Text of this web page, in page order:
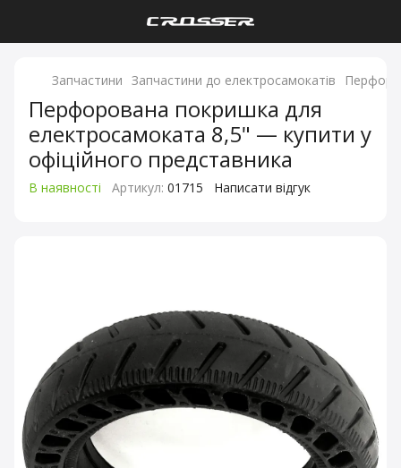
Запчастини Запчастини до електросамокатів
Перфорована покришка для
електросамоката 8,5" — купити у
офіційного представника
В наявності Артикул: 01715 Написати відгук